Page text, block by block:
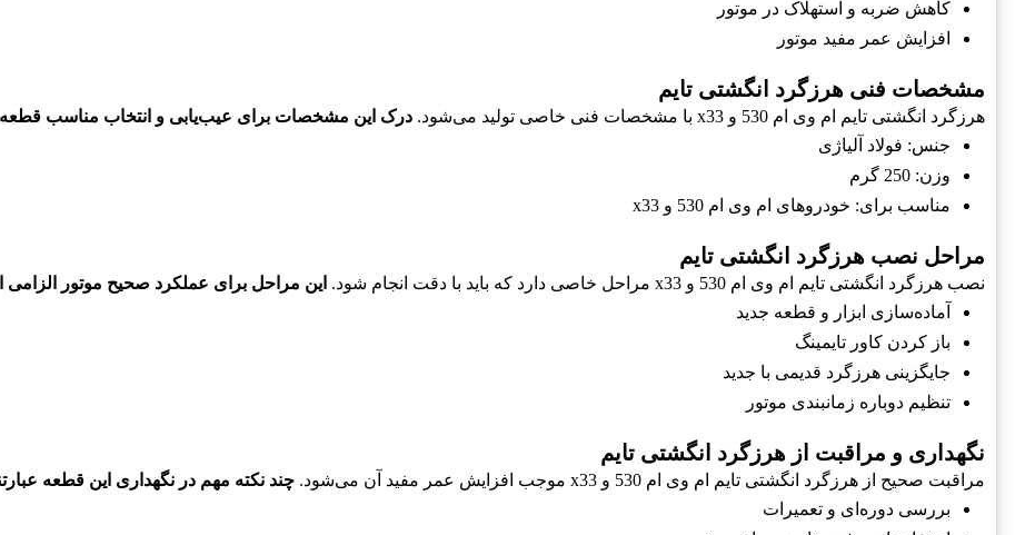
کاهش ضربه و استهلاک در موتور
افزایش عمر مفید موتور
مشخصات فنی هرزگرد انگشتی تایم
هرزگرد انگشتی تایم ام وی ام 530 و x33 با مشخصات فنی خاصی تولید می‌شود.
درک این مشخصات برای عیب‌یابی و انتخاب مناسب
جنس: فولاد آلیاژی
وزن: 250 گرم
مناسب برای: خودروهای ام وی ام 530 و x33
مراحل نصب هرزگرد انگشتی تایم
نصب هرزگرد انگشتی تایم ام وی ام 530 و x33 مراحل خاصی دارد که باید با دقت انجام شود.
این مراحل برای عملکرد صحیح موتور
آماده‌سازی ابزار و قطعه جدید
باز کردن کاور تایمینگ
جایگزینی هرزگرد قدیمی با جدید
تنظیم دوباره زمانبندی موتور
نگهداری و مراقبت از هرزگرد انگشتی تایم
مراقبت صحیح از هرزگرد انگشتی تایم ام وی ام 530 و x33 موجب افزایش عمر مفید آن می‌شود.
چند نکته مهم در نگهداری این قطعه
بررسی دوره‌ای و تعمیرات